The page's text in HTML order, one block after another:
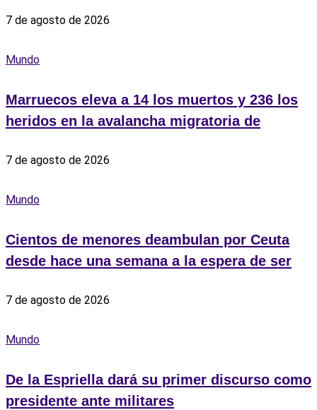
7 de agosto de 2026
Mundo
Marruecos eleva a 14 los muertos y 236 los
heridos en la avalancha migratoria de
7 de agosto de 2026
Mundo
Cientos de menores deambulan por Ceuta
desde hace una semana a la espera de ser
7 de agosto de 2026
Mundo
De la Espriella dará su primer discurso como
presidente ante militares